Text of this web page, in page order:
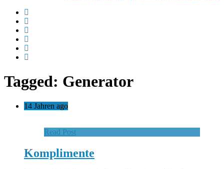
Tagged: Generator
14 Jahren ago
Read Post
Komplimente